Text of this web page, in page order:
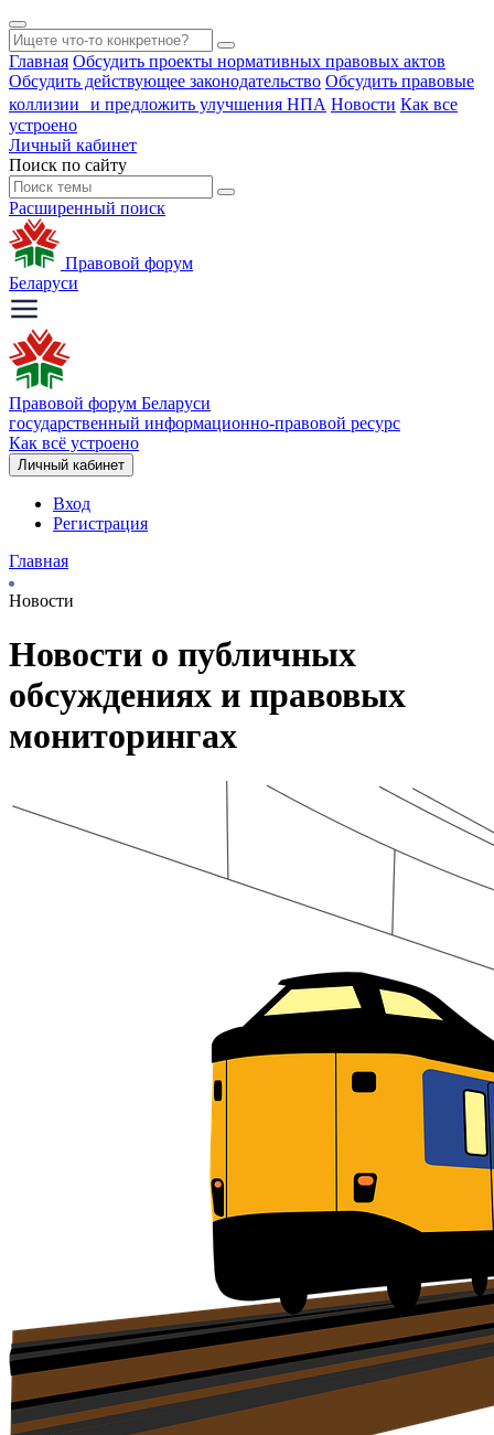
Главная Обсудить проекты нормативных правовых актов
Обсудить действующее законодательство Обсудить правовые
коллизии и предложить улучшения НПА Новости Как все
устроено
Личный кабинет
Поиск по сайту
Расширенный поиск
Правовой форум
Беларуси
Правовой форум Беларуси
государственный информационно-правовой ресурс
Как всё устроено
Личный кабинет
Вход
Регистрация
Главная
Новости
Новости о публичных
обсуждениях и правовых
мониторингах